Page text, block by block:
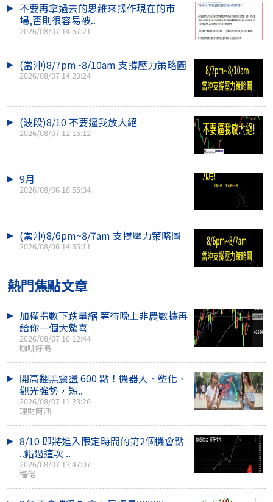
不要再拿過去的思維來操作現在的市
場,否則很容易被..
2026/08/07 14:57:21
(當沖)8/7pm~8/10am 支撐壓力策略圖
2026/08/07 14:20:24
(波段)8/10 不要逼我放大絕
2026/08/07 12:15:12
9月
2026/08/06 18:55:34
(當沖)8/6pm~8/7am 支撐壓力策略圖
2026/08/06 14:35:11
熱門焦點文章
加權指數下跌量縮 等待晚上非農數據再
給你一個大驚喜
2026/08/07 16:12:44
咖啡好喝
開高翻黑震盪 600 點！機器人、塑化、
觀光強勢，短..
2026/08/07 11:23:26
理財阿涵
8/10 即將進入限定時間的第2個機會點
..錯過這次 ..
2026/08/07 13:47:07
福佬